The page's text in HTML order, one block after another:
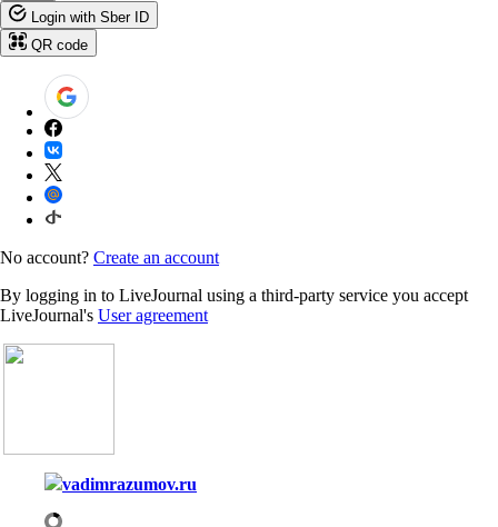
Login with Sber ID
QR code
No account? Create an account
By logging in to LiveJournal using a third-party service you accept
LiveJournal's User agreement
vadimrazumov.ru